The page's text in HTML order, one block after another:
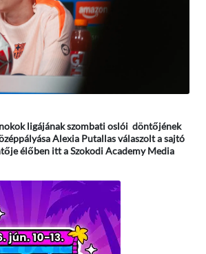
ligájának szombati oslói döntőjének
Alexia Putallas válaszolt a sajtó
élőben itt a Szokodi Academy Media